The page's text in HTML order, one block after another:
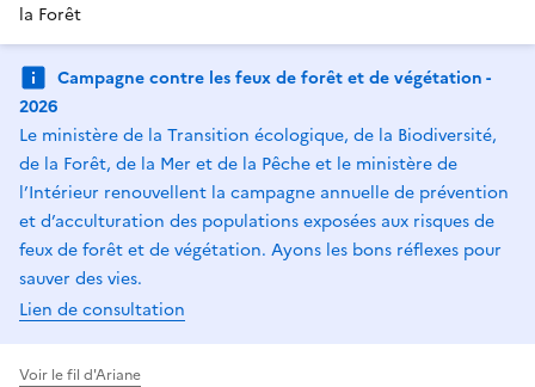
la Forêt
Campagne contre les feux de forêt et de végétation -
2026
Le ministère de la Transition écologique, de la Biodiversité,
de la Forêt, de la Mer et de la Pêche et le ministère de
l’Intérieur renouvellent la campagne annuelle de prévention
et d’acculturation des populations exposées aux risques de
feux de forêt et de végétation. Ayons les bons réflexes pour
sauver des vies.
Lien de consultation
Voir le fil d'Ariane